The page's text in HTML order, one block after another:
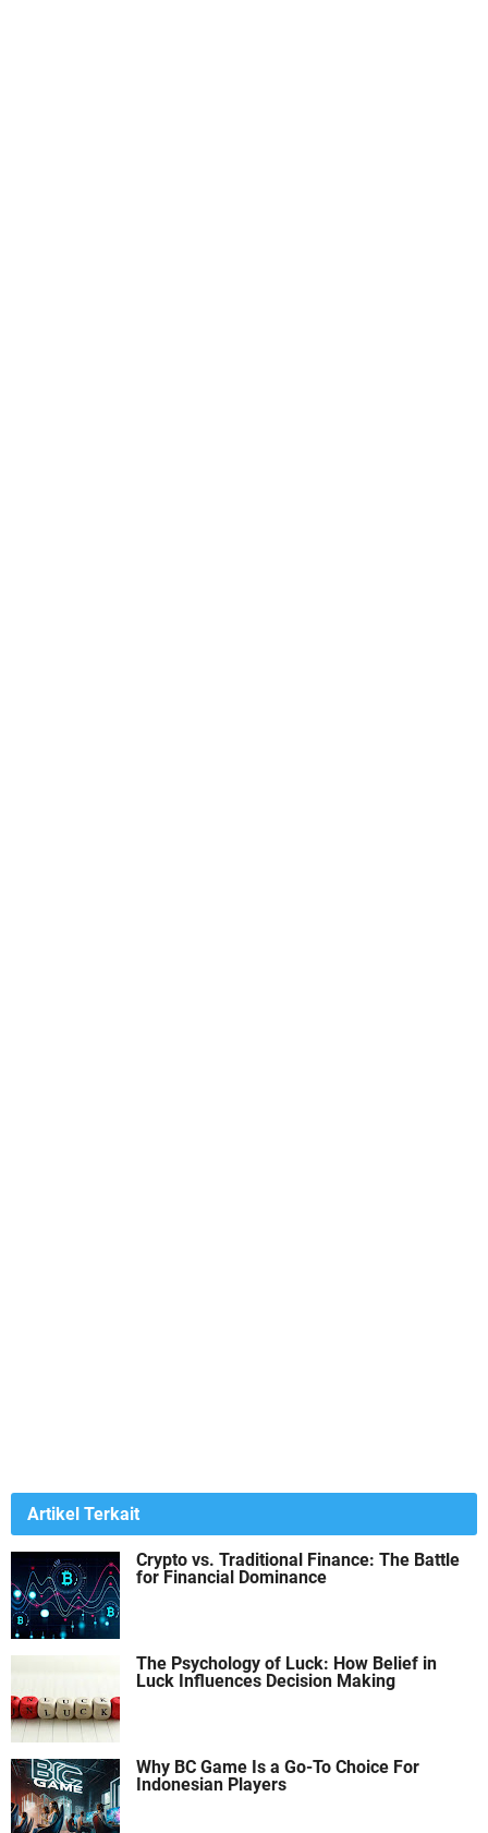
Artikel Terkait
Crypto vs. Traditional Finance: The Battle
for Financial Dominance
The Psychology of Luck: How Belief in
Luck Influences Decision Making
Why BC Game Is a Go-To Choice For
Indonesian Players